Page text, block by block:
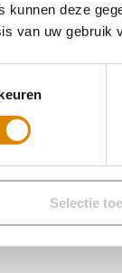
deze
van uw gebruik
Selectie